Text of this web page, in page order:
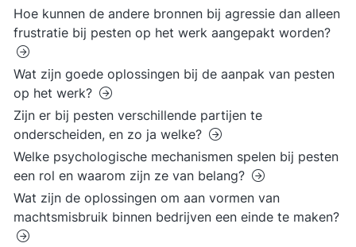
Hoe kunnen de andere bronnen bij agressie dan alleen
frustratie bij pesten op het werk aangepakt worden?
Wat zijn goede oplossingen bij de aanpak van pesten
op het werk?
Zijn er bij pesten verschillende partijen te
onderscheiden, en zo ja welke?
Welke psychologische mechanismen spelen bij pesten
een rol en waarom zijn ze van belang?
Wat zijn de oplossingen om aan vormen van
machtsmisbruik binnen bedrijven een einde te maken?